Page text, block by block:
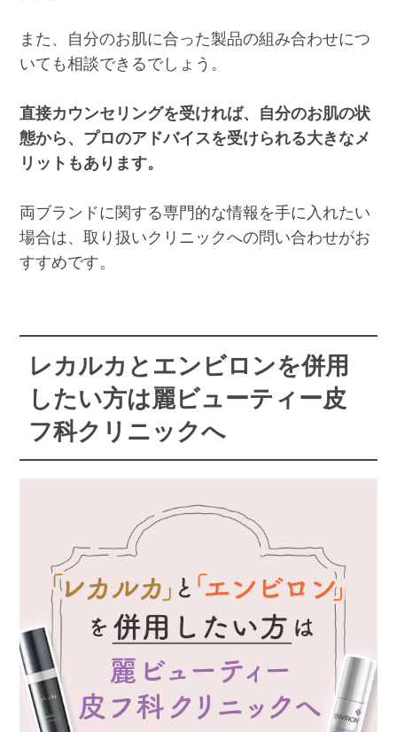
また、自分のお肌に合った製品の組み合わせにつ
いても相談できるでしょう。
直接カウンセリングを受ければ、自分のお肌の状
態から、プロのアドバイスを受けられる大きなメ
リットもあります。
両ブランドに関する専門的な情報を手に入れたい
場合は、取り扱いクリニックへの問い合わせがお
すすめです。
レカルカとエンビロンを併用
したい方は麗ビューティー皮
フ科クリニックへ